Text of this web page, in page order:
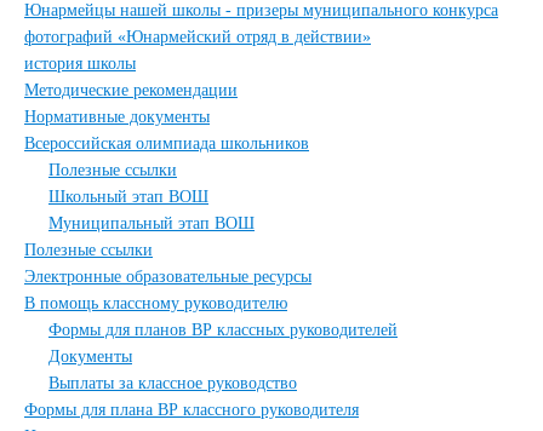
Юнармейцы нашей школы - призеры муниципального конкурса
фотографий «Юнармейский отряд в действии»
история школы
Методические рекомендации
Нормативные документы
Всероссийская олимпиада школьников
Полезные ссылки
Школьный этап ВОШ
Муниципальный этап ВОШ
Полезные ссылки
Электронные образовательные ресурсы
В помощь классному руководителю
Формы для планов ВР классных руководителей
Документы
Выплаты за классное руководство
Формы для плана ВР классного руководителя